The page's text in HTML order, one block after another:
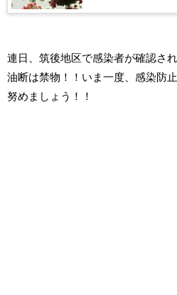
連日、筑後地区で感染者が確認され
油断は禁物！！いま一度、感染防
努めましょう！！